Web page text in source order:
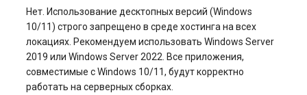
Нет. Использование десктопных версий (Windows
10/11) строго запрещено в среде хостинга на всех
локациях. Рекомендуем использовать Windows Server
2019 или Windows Server 2022. Все приложения,
совместимые с Windows 10/11, будут корректно
работать на серверных сборках.